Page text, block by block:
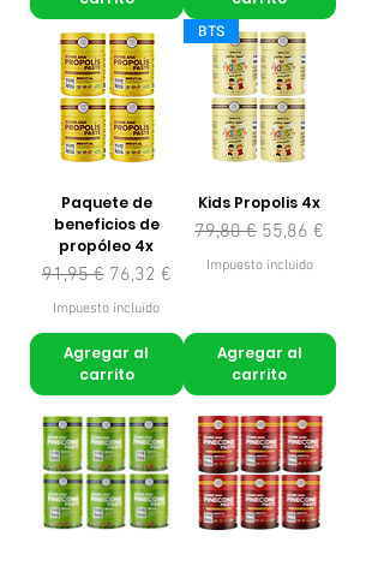
Paquete de
beneficios de
propóleo 4x
Precio
91,95 € Precio de oferta
76,32 €
Impuesto incluido
Agregar al
carrito
BTS
Kids Propolis 4x
Precio
79,80 € Precio de oferta
55,86 €
Impuesto incluido
Agregar al
carrito